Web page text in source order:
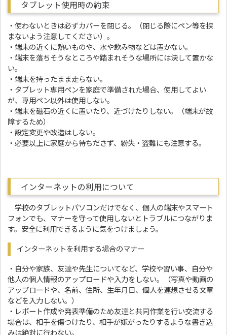
タブレット使用時の約束
・使わないときは必ずカバーを閉じる。（閉じる際にペン等を挟
まないよう注意してください）。
・端末の近くに熱いものや、水や飲み物などは置かない。
・端末を落ちそうなところや踏まれそうな場所には決して置かな
い。
・端末を持ったまま走らない。
・タブレット専用ペンを家庭で準備された場合、使用してよい
が、専用ペン以外は使用しない。
・端末を磁石の近くに置いたり、近づけたりしない。（端末が故
障するため）
・設定変更や改造はしない。
・必要以上に家庭から待ちださず、紛失・盗難にも注意する。
インターネットの利用について
学校のタブレットパソコンだけでなく、個人の端末やスマート
フォンでも、マナーを守って使用しないとトラブルにつながりま
す。安全に利用できるように気をつけましょう。
インターネットを利用する場合のマナー
・自分や家族、友達や先生についてなど、学校や習い事、自分や
他人の個人情報のアップロードや入力をしない。（写真や動画の
アップロードや、名前、住所、生年月日、個人を連想させる文章
などを入力しない。）
・レポート作成や発表準備のため友達と共同作業を行い交流する
場合は、相手を傷つけたり、相手が嫌がったりするような書き込
みは絶対に行わない。